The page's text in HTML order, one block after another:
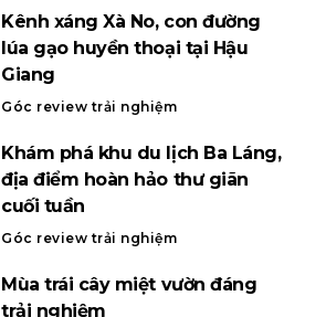
Kênh xáng Xà No, con đường
lúa gạo huyền thoại tại Hậu
Giang
Góc review trải nghiệm
Khám phá khu du lịch Ba Láng,
địa điểm hoàn hảo thư giãn
cuối tuần
Góc review trải nghiệm
Mùa trái cây miệt vườn đáng
trải nghiệm